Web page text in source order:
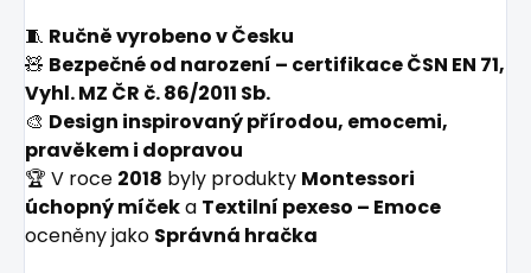
🧵 Ručně vyrobeno v Česku
🧸 Bezpečné od narození – certifikace ČSN EN 71,
Vyhl. MZ ČR č. 86/2011 Sb.
🎨 Design inspirovaný přírodou, emocemi,
pravěkem i dopravou
🏆 V roce 2018 byly produkty Montessori
úchopný míčeka Textilní pexeso – Emoce
oceněny jako Správná hračka